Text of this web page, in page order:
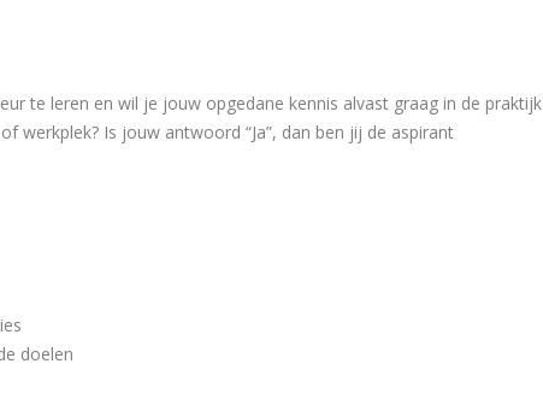
te leren en wil je jouw opgedane kennis alvast graag in de praktijk
werkplek? Is jouw antwoord “Ja”, dan ben jij de aspirant
doelen